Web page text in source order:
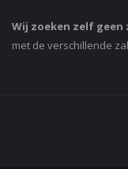
Wij zoeken zelf geen
met de verschillende